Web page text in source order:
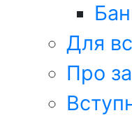
Для
Про